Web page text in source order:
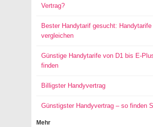
Vertrag?
Bester Handytarif gesucht: Handytarife
vergleichen
Günstige Handytarife von D1 bis E-
finden
Billigster Handyvertrag
Günstigster Handyvertrag – so finden
Mehr